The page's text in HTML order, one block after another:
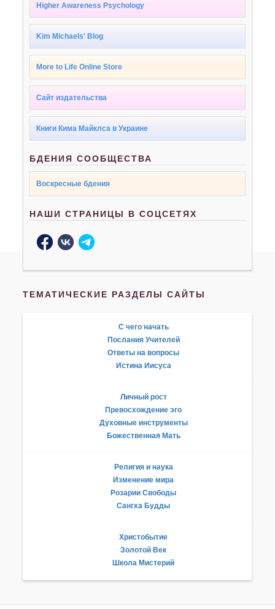
Higher Awareness Psychology
Kim Michaels' Blog
More to Life Online Store
Сайт издательства
Книги Кима Майклса в Украине
БДЕНИЯ СООБЩЕСТВА
Воскресные бдения
НАШИ СТРАНИЦЫ В СОЦСЕТЯХ
ТЕМАТИЧЕСКИЕ РАЗДЕЛЫ САЙТЫ
С чего начать
Послания Учителей
Ответы на вопросы
Истина Иисуса
Личный рост
Превосхождение эго
Духовные инструменты
Божественная Мать
Религия и наука
Изменение мира
Розарии Свободы
Сангха Будды
Христобытие
Золотой Век
Школа Мистерий